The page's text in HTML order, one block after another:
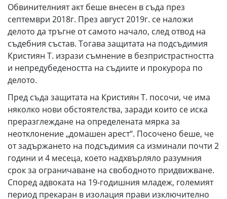
Обвинителният акт беше внесен в съда през
септември 2018г. През август 2019г. се наложи
делото да тръгне от самото начало, след отвод на
съдебния състав. Тогава защитата на подсъдимия
Кристиян Т. изрази съмнение в безпристрастността
и непредубедеността на съдиите и прокурора по
делото.
Пред съда защитата на Кристиян Т. посочи, че има
няколко нови обстоятелства, заради които се иска
преразглеждане на определената мярка за
неотклонение „домашен арест“. Посочено беше, че
от задържането на подсъдимия са изминали почти 2
години и 4 месеца, което надхвърляло разумния
срок за ограничаване на свободното придвижване.
Според адвоката на 19-годишния младеж, големият
период прекаран в изолация прави изключително